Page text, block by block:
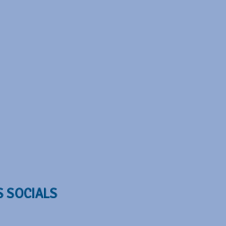
SOCIALS